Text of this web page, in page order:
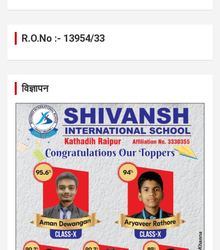
R.O.No :- 13954/33
विज्ञापन